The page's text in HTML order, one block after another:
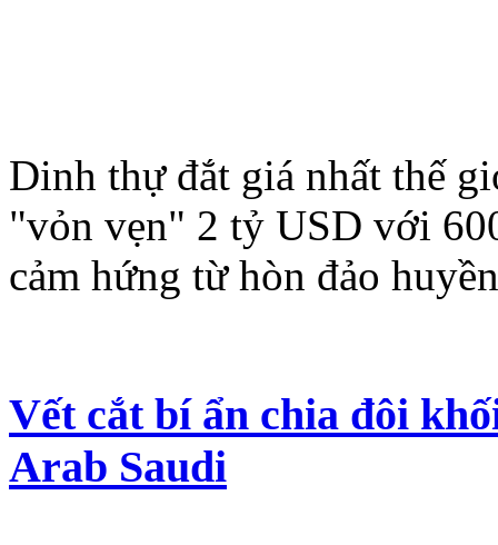
Dinh thự đắt giá nhất thế
"vỏn vẹn" 2 tỷ USD với
cảm hứng từ hòn đảo
Vết cắt bí ẩn chia đôi
Arab Saudi